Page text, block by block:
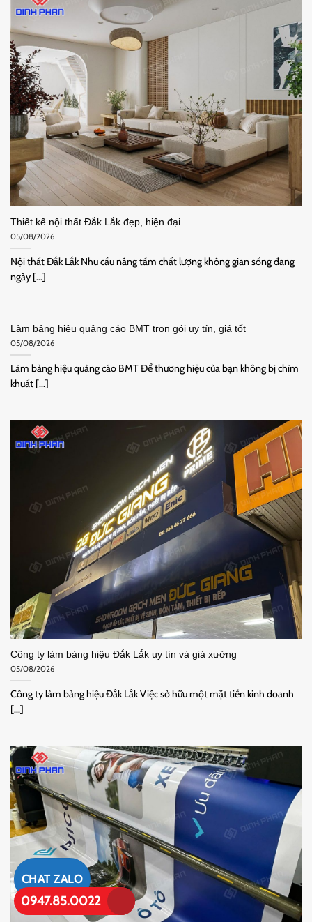
CHAT ZALO
0947.85.0022
Thiết kế nội thất Đắk Lắk đẹp, hiện đại
05/08/2026
Nội thất Đắk Lắk Nhu cầu nâng tầm chất lượng không gian sống đang
ngày [...]
Làm bảng hiệu quảng cáo BMT trọn gói uy tín, giá tốt
05/08/2026
Làm bảng hiệu quảng cáo BMT Để thương hiệu của bạn không bị chìm
khuất [...]
Công ty làm bảng hiệu Đắk Lắk uy tín và giá xưởng
05/08/2026
Công ty làm bảng hiệu Đắk Lắk Việc sở hữu một mặt tiền kinh doanh
[...]